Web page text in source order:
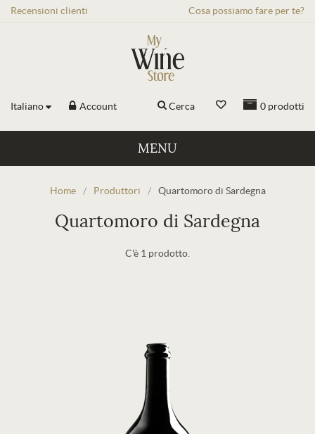
Recensioni clienti Cosa possiamo fare per te?
Italiano Account 0 prodotti
Cerca
MENU
Home / Produttori / Quartomoro di Sardegna
Quartomoro di Sardegna
C'è 1 prodotto.